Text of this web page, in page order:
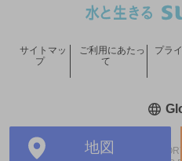
地図
COPYRIGHT ©
サイトマッ
プ
ご利用にあたっ
て
プラ